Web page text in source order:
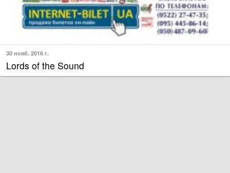
30 нояб. 2016 г.
Lords of the Sound